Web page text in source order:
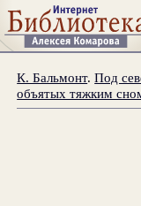
К. Бальмонт.Под
объятых тяжким